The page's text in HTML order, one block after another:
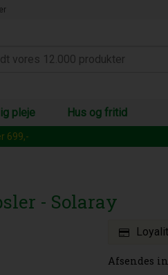
pleje Hus og fritid
699,-
- Solaray
Afsendes